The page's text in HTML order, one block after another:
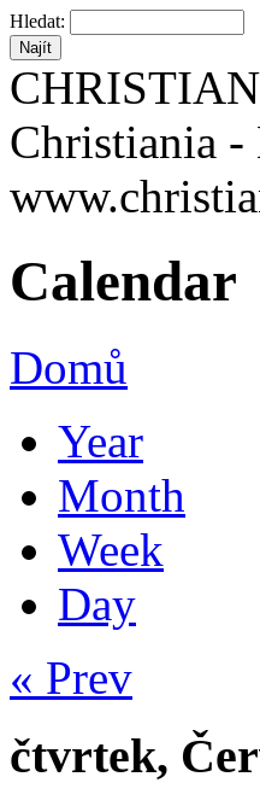
Hledat:
Christiania -
Calendar
Domů
Year
Month
Week
Day
« Prev
čtvrtek,